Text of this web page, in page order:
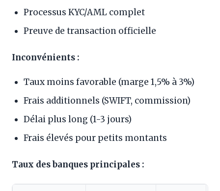
Processus KYC/AML complet
Preuve de transaction officielle
Inconvénients :
Taux moins favorable (marge 1,5% à 3%)
Frais additionnels (SWIFT, commission)
Délai plus long (1-3 jours)
Frais élevés pour petits montants
Taux des banques principales :